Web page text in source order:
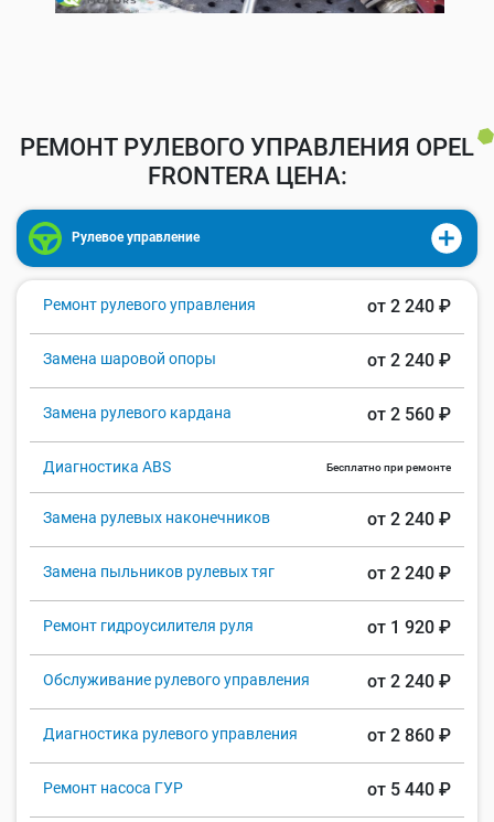
РЕМОНТ РУЛЕВОГО УПРАВЛЕНИЯ OPEL
FRONTERA ЦЕНА:
Рулевое управление
Ремонт рулевого управления от 2 240 ₽
Замена шаровой опоры от 2 240 ₽
Замена рулевого кардана от 2 560 ₽
Диагностика ABS Бесплатно при ремонте
Замена рулевых наконечников от 2 240 ₽
Замена пыльников рулевых тяг от 2 240 ₽
Ремонт гидроусилителя руля от 1 920 ₽
Обслуживание рулевого управления от 2 240 ₽
Диагностика рулевого управления от 2 860 ₽
Ремонт насоса ГУР от 5 440 ₽